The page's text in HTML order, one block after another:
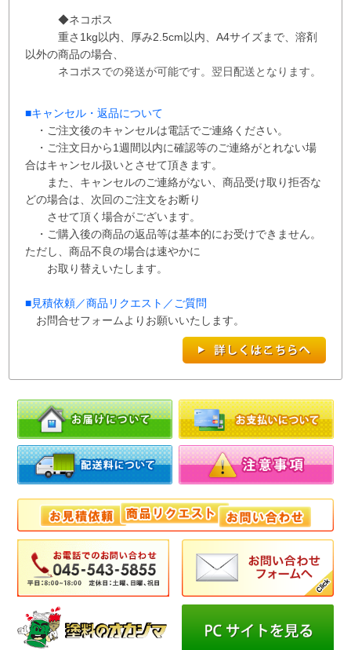
◆ネコポス
重さ1kg以内、
厚み2.5cm以内、A4サイズまで、溶剤
以外の商品の場合、
ネコポスでの発送が可能です。 翌日配送となります。
■キャンセル・返品について
・ご注文後のキャンセルは電話でご連絡ください。
・ご注文日から1週間以内に確認等のご連絡がとれない場
合はキャンセル扱いとさせて頂き ます。
また、 キャンセルのご連絡がない、商品受け取り拒否な
どの場合は、次回のご注文をお断り
させて頂く場合がございます。
・ご購入後の商品の返品等は基本的にお受けできません。
ただし、商品不良の場合は速やかに
お取り替えいたします。
■見積依頼／商品リクエスト／ご質問
お問合せフォームよりお願いいたします。